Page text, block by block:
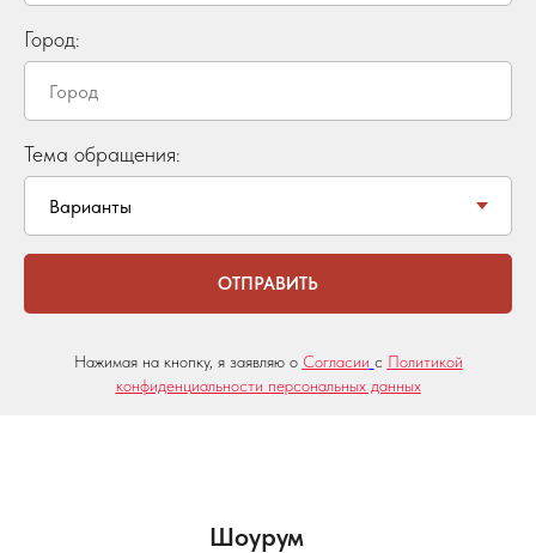
Город:
Тема обращения:
ОТПРАВИТЬ
Нажимая на кнопку, я заявляю о Согласии с Политикой
конфиденциальности персональных данных
Шоурум